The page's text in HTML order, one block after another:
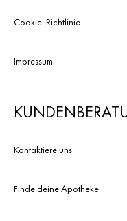
Cookie-Richtlinie
Impressum
Kontaktiere uns
Finde deine Apotheke